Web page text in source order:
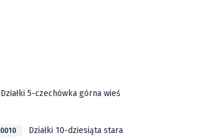
Działki 5-czechówka górna wieś
0010 Działki 10-dziesiąta stara